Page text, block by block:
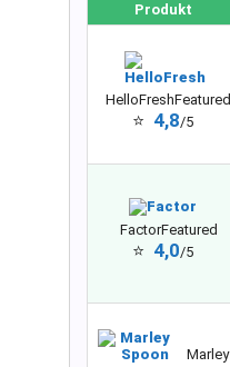
Produkt
HelloFreshFeatured
⭐ 4,8/5
FactorFeatured
⭐ 4,0/5
Marley